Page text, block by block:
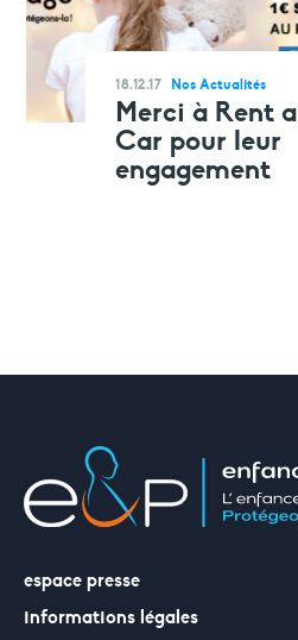
18.12.17 Nos Actualités
Merci à Rent a
Car pour leur
engagement
espace presse
informations légales